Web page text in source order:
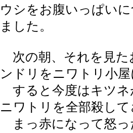
ウシをお腹いっぱい
ました。
次の朝、それを見た
ンドリをニワトリ小
すると今度はキツネ
ニワトリを全部殺し
まっ赤になって怒っ